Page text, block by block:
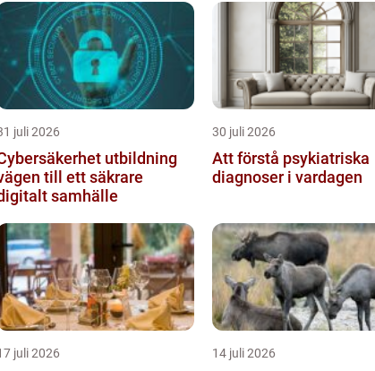
juli 2026
utbildning
till ett säkrare
samhälle
30 juli 2026
Att förstå psykiatriska
diagnoser i vardagen
juli 2026 14 juli 2026